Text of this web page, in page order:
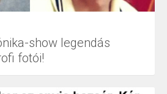
show legendás
fotói!